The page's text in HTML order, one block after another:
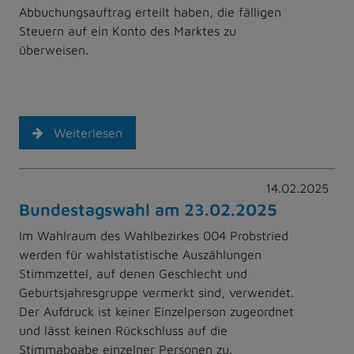
Abbuchungsauftrag erteilt haben, die fälligen
Steuern auf ein Konto des Marktes zu
überweisen.
Weiterlesen
14.02.2025
Bundestagswahl am 23.02.2025
Im Wahlraum des Wahlbezirkes 004 Probstried
werden für wahlstatistische Auszählungen
Stimmzettel, auf denen Geschlecht und
Geburtsjahresgruppe vermerkt sind, verwendet.
Der Aufdruck ist keiner Einzelperson zugeordnet
und lässt keinen Rückschluss auf die
Stimmabgabe einzelner Personen zu.